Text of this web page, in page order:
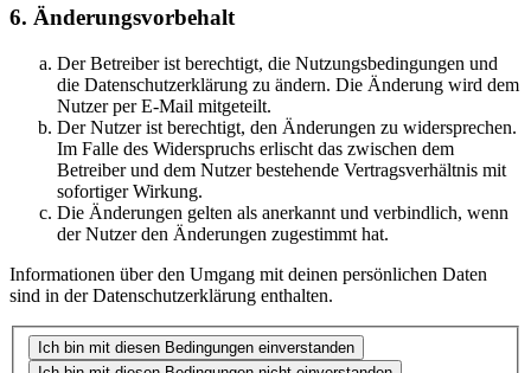
6. Änderungsvorbehalt
Der Betreiber ist berechtigt, die Nutzungsbedingungen und
die Datenschutzerklärung zu ändern. Die Änderung wird dem
Nutzer per E-Mail mitgeteilt.
Der Nutzer ist berechtigt, den Änderungen zu widersprechen.
Im Falle des Widerspruchs erlischt das zwischen dem
Betreiber und dem Nutzer bestehende Vertragsverhältnis mit
sofortiger Wirkung.
Die Änderungen gelten als anerkannt und verbindlich, wenn
der Nutzer den Änderungen zugestimmt hat.
Informationen über den Umgang mit deinen persönlichen Daten
sind in der Datenschutzerklärung enthalten.